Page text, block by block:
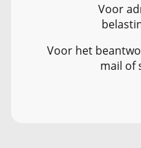
Voor
Voor het
mail of